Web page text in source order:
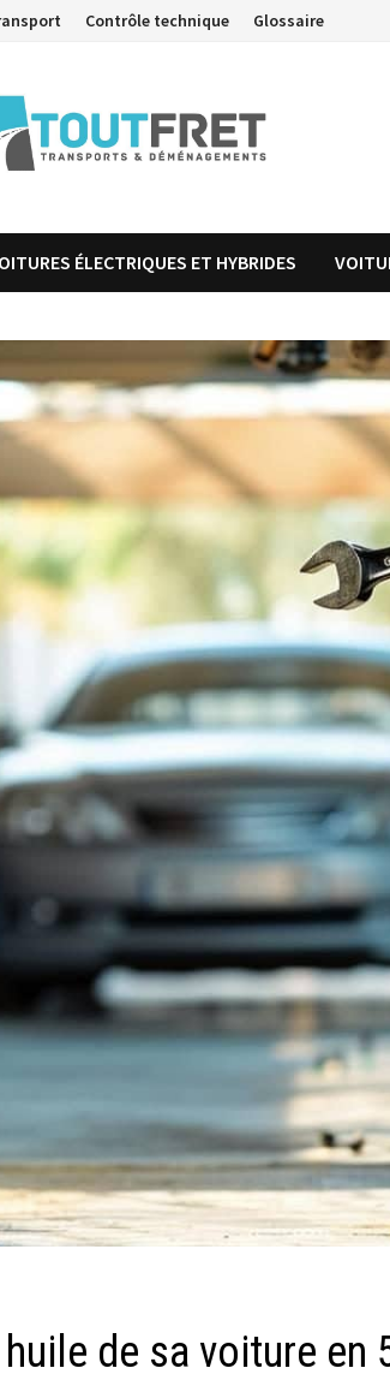
Contrôle technique Glossaire
ÉLECTRIQUES ET HYBRIDES
de sa voiture en